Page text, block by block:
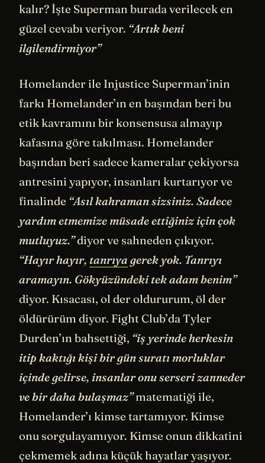
kalır? İşte Superman burada verilecek en
güzel cevabı veriyor. “Artık beni
ilgilendirmiyor”
Homelander ile Injustice Superman’inin
farkı Homelander’ın en başından beri bu
etik kavramını bir konsensusa almayıp
kafasına göre takılması. Homelander
başından beri sadece kameralar çekiyorsa
antresini yapıyor, insanları kurtarıyor ve
finalinde “Asıl kahraman sizsiniz. Sadece
yardım etmemize müsade ettiğiniz için çok
mutluyuz.”diyor ve sahneden çıkıyor.
“Hayır hayır, tanrıya gerek yok. Tanrıyı
aramayın. Gökyüzündeki tek adam benim”
diyor. Kısacası, ol der oldururum, öl der
öldürürüm diyor. Fight Club’da Tyler
Durden’ın bahsettiği, “iş yerinde herkesin
itip kaktığı kişi bir gün suratı morluklar
içinde gelirse, insanlar onu serseri zanneder
ve bir daha bulaşmaz”matematiği ile,
Homelander’ı kimse tartamıyor. Kimse
onu sorgulayamıyor. Kimse onun dikkatini
çekmemek adına küçük hayatlar yaşıyor.